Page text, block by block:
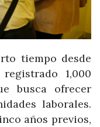
tiempo desde
1,000
busca ofrecer
laborales.
años previos,